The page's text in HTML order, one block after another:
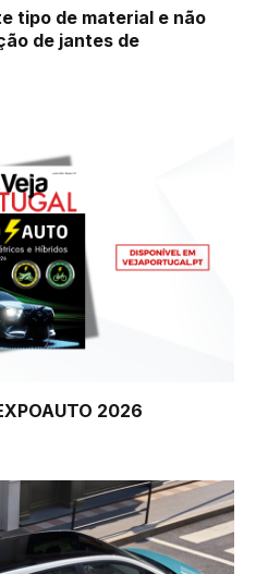
tipo de material e não
de jantes de
2026